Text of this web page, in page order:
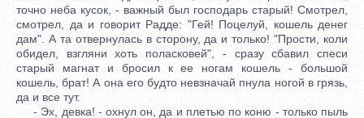
точно неба кусок, - важный был господарь старый! Смотрел,
смотрел, да и говорит Радде: "Гей! Поцелуй, кошель денег
дам". А та отвернулась в сторону, да и только! "Прости, коли
обидел, взгляни хоть поласковей", - сразу сбавил спеси
старый магнат и бросил к ее ногам кошель - большой
кошель, брат! А она его будто невзначай пнула ногой в грязь,
да и все тут.
- Эх, девка! - охнул он, да и плетью по коню - только пыль